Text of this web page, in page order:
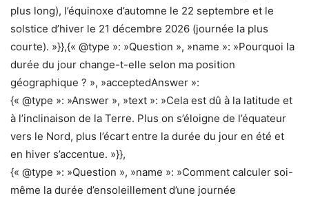
plus long), l’équinoxe d’automne le 22 septembre et le
solstice d’hiver le 21 décembre 2026 (journée la plus
courte). »}},{« @type »: »Question », »name »: »Pourquoi la
durée du jour change-t-elle selon ma position
géographique ? », »acceptedAnswer »:
{« @type »: »Answer », »text »: »Cela est dû à la latitude et
à l’inclinaison de la Terre. Plus on s’éloigne de l’équateur
vers le Nord, plus l’écart entre la durée du jour en été et
en hiver s’accentue. »}},
{« @type »: »Question », »name »: »Comment calculer soi-
même la durée d’ensoleillement d’une journée